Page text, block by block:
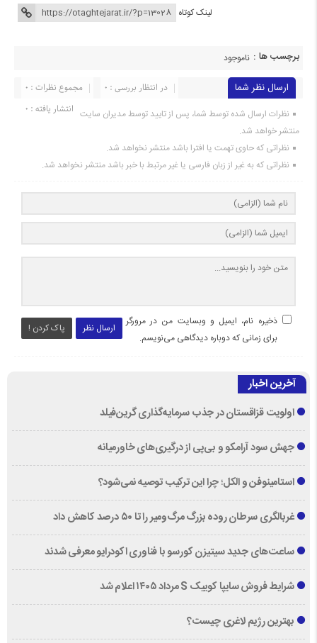
لینک کوتاه
برچسب ها : ناموجود
ارسال نظر شما مجموع نظرات : 0
در انتظار بررسی : 0
انتشار یافته : 0 نظرات ارسال شده توسط شما، پس از تایید توسط مدیران سایت
منتشر خواهد شد.
نظراتی که حاوی تهمت یا افترا باشد منتشر نخواهد شد.
نظراتی که به غیر از زبان فارسی یا غیر مرتبط با خبر باشد منتشر نخواهد شد.
ارسال نظر پاک کردن !
ذخیره نام، ایمیل و وبسایت من در مرورگر
برای زمانی که دوباره دیدگاهی می‌نویسم.
آخرین اخبار
اولویت قزاقستان در جذب سرمایه‌گذاری گرین‌فیلد
جهش سود آرامکو و بی‌پی از درگیری‌های خاورمیانه
استامینوفن و الکل؛ چرا این ترکیب توصیه نمی‌شود؟
غربالگری سرطان روده بزرگ مرگ‌ومیر را تا ۵۰ درصد کاهش داد
ساعت‌های جدید سیتیزن کورسو با فناوری اکودرایو معرفی شدند
شرایط فروش سایپا کوییک S مرداد ۱۴۰۵ اعلام شد
بهترین رژیم لاغری چیست؟